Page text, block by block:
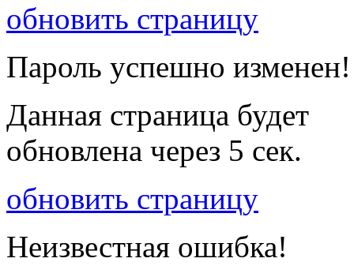
обновить страницу
Пароль успешно изменен!
Данная страница будет
обновлена через 5 сек.
обновить страницу
Неизвестная ошибка!